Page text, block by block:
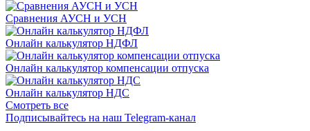
Сравнения АУСН и УСН
Онлайн калькулятор НДФЛ
Онлайн калькулятор компенсации отпуска
Онлайн калькулятор НДС
Смотреть все
Подписывайтесь на наш Telegram-канал